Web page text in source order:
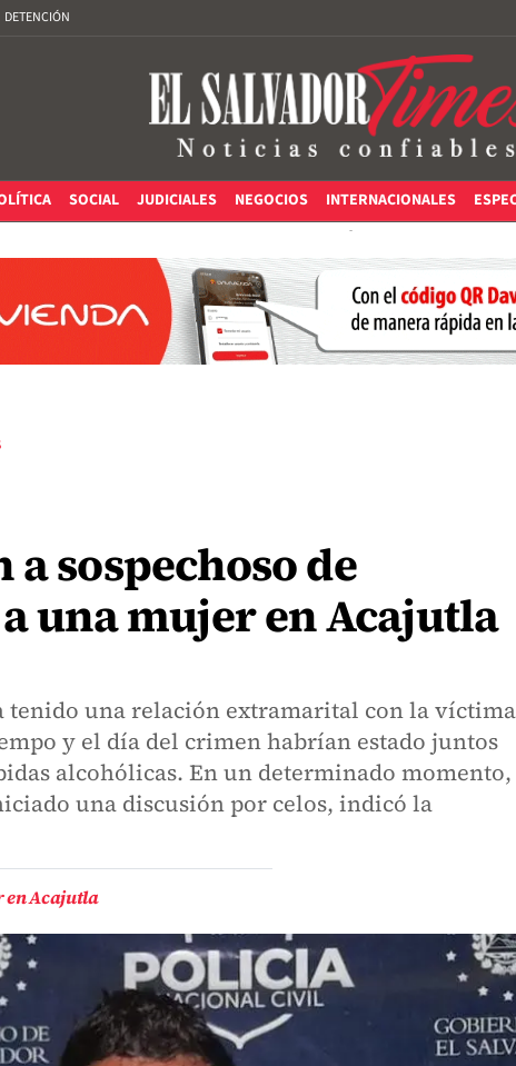
DETENCIÓN
SOCIAL JUDICIALES NEGOCIOS INTERNACIONALES
sospechoso de
una mujer en Acajutla
tenido una relación extramarital con la víctima
y el día del crimen habrían estado juntos
alcohólicas. En un determinado momento,
una discusión por celos, indicó la
en Acajutla